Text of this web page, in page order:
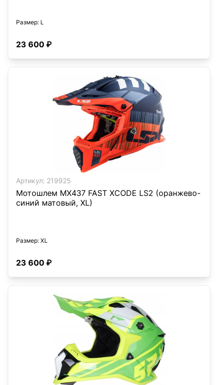
Размер: L
23 600 ₽
Артикул: 219925
Мотошлем MX437 FAST XCODE LS2 (оранжево-
синий матовый, XL)
Размер: XL
23 600 ₽